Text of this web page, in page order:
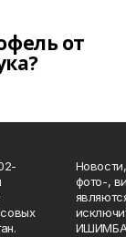
от
фото-,